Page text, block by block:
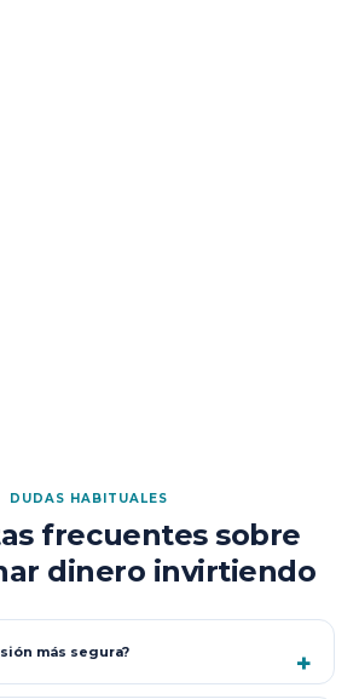
DUDAS HABITUALES
frecuentes sobre
dinero invirtiendo
más segura?